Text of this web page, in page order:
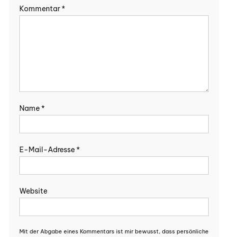
Kommentar*
Name*
E-Mail-Adresse*
Website
Mit der Abgabe eines Kommentars ist mir bewusst, dass persönliche